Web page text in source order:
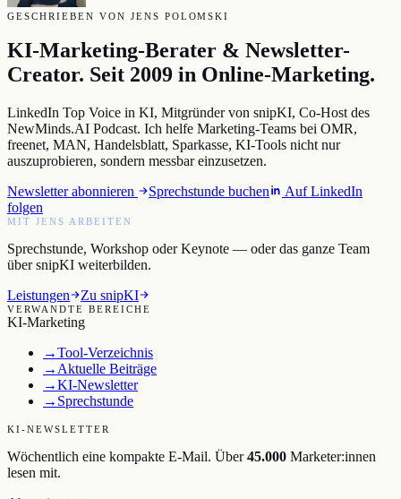
GESCHRIEBEN VON JENS POLOMSKI
KI-Marketing-Berater & Newsletter-
Creator. Seit 2009 in Online-Marketing.
LinkedIn Top Voice in KI, Mitgründer von snipKI, Co-Host des
NewMinds.AI Podcast. Ich helfe Marketing-Teams bei OMR,
freenet, MAN, Handelsblatt, Sparkasse, KI-Tools nicht nur
auszuprobieren, sondern messbar einzusetzen.
Newsletter abonnieren
Sprechstunde buchen
Auf LinkedIn
folgen
MIT JENS ARBEITEN
Sprechstunde, Workshop oder Keynote — oder das ganze Team
über snipKI weiterbilden.
Leistungen
Zu snipKI
VERWANDTE BEREICHE
KI-Marketing
→Tool-Verzeichnis
→ Aktuelle Beiträge
→KI-Newsletter
→ Sprechstunde
KI-NEWSLETTER
Wöchentlich eine kompakte E-Mail. Über 45.000 Marketer:innen
lesen mit.